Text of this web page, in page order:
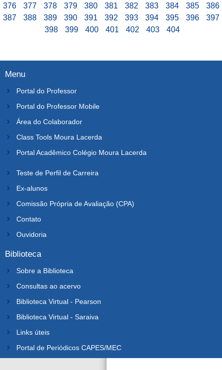
376
377 378 379 380 381 382 383 384 385
386
387
388 389 390 391 392 393 394 395 396
397
398
399 400 401 402 403 404
Menu
Portal do Professor
Portal do Professor Mobile
Área do Colaborador
Class Tools Moura Lacerda
Portal Acadêmico Colégio Moura Lacerda
Teste de Perfil de Carreira
Ex-alunos
Comissão Própria de Avaliação (CPA)
Contato
Ouvidoria
Biblioteca
Sobre a Biblioteca
Consultas ao acervo
Biblioteca Virtual - Pearson
Biblioteca Virtual - Saraiva
Links úteis
Portal de Periódicos CAPES/MEC